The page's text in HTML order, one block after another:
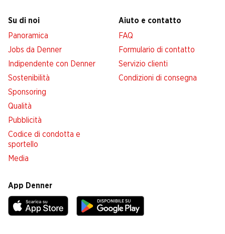
Su di noi
Panoramica
Jobs da Denner
Indipendente con Denner
Sostenibilità
Sponsoring
Qualità
Pubblicità
Codice di condotta e
sportello
Media
Aiuto e contatto
FAQ
Formulario di contatto
Servizio clienti
Condizioni di consegna
App Denner